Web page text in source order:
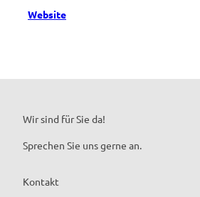
Website
Wir sind für Sie da!
Sprechen Sie uns gerne an.
Kontakt